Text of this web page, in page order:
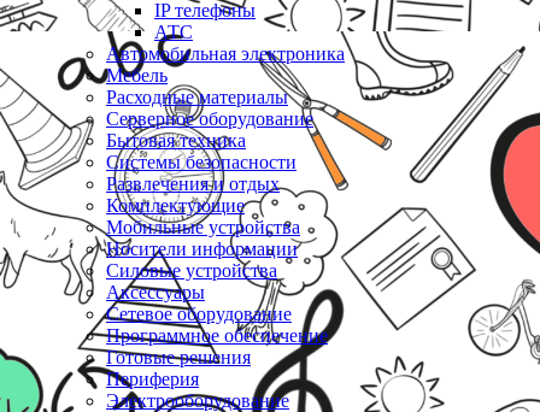
IP телефоны
АТС
Автомобильная электроника
Мебель
Расходные материалы
Серверное оборудование
Бытовая техника
Системы безопасности
Развлечения и отдых
Комплектующие
Мобильные устройства
Носители информации
Силовые устройства
Аксессуары
Сетевое оборудование
Программное обеспечение
Готовые решения
Периферия
Электрооборудование